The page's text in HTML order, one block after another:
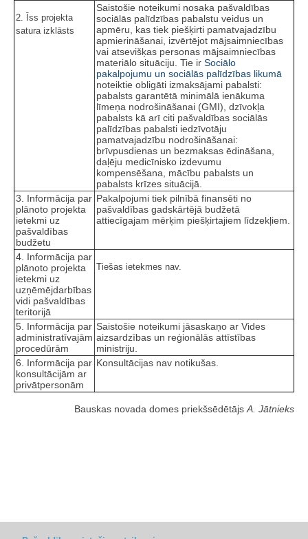
2. Īss projekta
satura izklāsts
Saistošie noteikumi nosaka pašvaldības
sociālās palīdzības pabalstu veidus un
apmēru, kas tiek piešķirti pamatvajadzību
apmierināšanai, izvērtējot mājsaimniecības
vai atsevišķas personas mājsaimniecības
materiālo situāciju. Tie ir Sociālo
pakalpojumu un sociālās palīdzības likumā
noteiktie obligāti izmaksājami pabalsti:
pabalsts garantētā minimālā ienākuma
līmeņa nodrošināšanai (GMI), dzīvokļa
pabalsts kā arī citi pašvaldības sociālās
palīdzības pabalsti iedzīvotāju
pamatvajadzību nodrošināšanai:
brīvpusdienas un bezmaksas ēdināšana,
daļēju medicīnisko izdevumu
kompensēšana, mācību pabalsts un
pabalsts krīzes situācijā.
3. Informācija par
plānoto projekta
ietekmi uz
pašvaldības
budžetu
Pakalpojumi tiek pilnībā finansēti no
pašvaldības gadskārtējā budžetā
attiecīgajam mērķim piešķirtajiem līdzekļiem.
4. Informācija par
plānoto projekta
ietekmi uz
uzņēmējdarbības
vidi pašvaldības
teritorijā
Tiešas ietekmes nav.
5. Informācija par
administratīvajām
procedūrām
Saistošie noteikumi jāsaskaņo ar Vides
aizsardzības un reģionālās attīstības
ministriju.
6. Informācija par
konsultācijām ar
privātpersonām
Konsultācijas nav notikušas.
Bauskas novada domes priekšsēdētājsA. Jātnieks